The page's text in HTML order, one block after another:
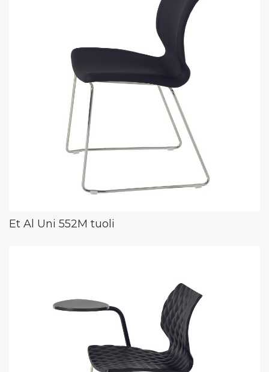
Et Al Uni 552M tuoli